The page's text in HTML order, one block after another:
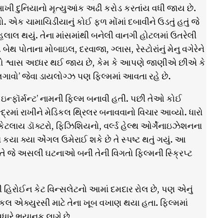
દુનિયાનો મૃત્યુઆંક અઢી કરોડ કરતાંય વધી જાય છે.
એક ચામાચિડીયાનું કોઈ ફળ મોંમાં દબાવીને ઉડતું હતું જે
થયું. તેના માંસમાંથી બનેલી વાનગી હોટલમાં ઉતરેલી
મોબાઇલ, દરવાજા, ગ્લાસ, રેસ્ટોરાંનું મેનુ વગેરેને
શ્વાસ અધ્ધર થઈ જાય છે, કેમ કે આપણે જાણીએ છીએ કે
જેવા ડાયલોગ્ઝ પણ ફિલ્મમાં આવતા રહે છે.
નામની ફિલ્મ બનાવી હતી. પછી તેઓ કોઈ
રાખીને મેડિકલ થ્રિલર બનાવવાનો વિચાર આવ્યો. ધારો
ડૉક્ટરો, ફિઝિશિયનો, વર્લ્ડ હેલ્થ ઓર્ગેનાઇઝેશનના
કયા ક્યા એંગલ ઉમેરાઈ શકે છે તે સ્પષ્ટ થતું ગયું. આ
જે અસલી ઘટનાઓ બની તેની વિગતો ફિલ્મની સ્ક્રિપ્ટ
હિરોઈન કેટ વિન્સલેટનો આમાં દમદાર રોલ છે, પણ એનું
એક્યુરસી માટે તેના ખૂબ વખાણ થયા હતા. ફિલ્મમાં